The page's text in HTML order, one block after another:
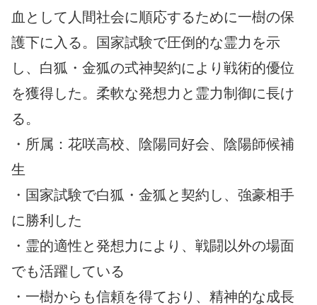
血として人間社会に順応するために一樹の保
護下に入る。国家試験で圧倒的な霊力を示
し、白狐・金狐の式神契約により戦術的優位
を獲得した。柔軟な発想力と霊力制御に長け
る。
・所属：花咲高校、陰陽同好会、陰陽師候補
生
・国家試験で白狐・金狐と契約し、強豪相手
に勝利した
・霊的適性と発想力により、戦闘以外の場面
でも活躍している
・一樹からも信頼を得ており、精神的な成長